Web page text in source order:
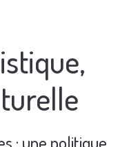
: une politique